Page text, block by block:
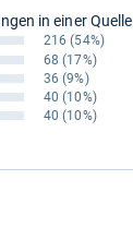
in einer Quelle
216 (54%)
68 (17%)
36 (9%)
40 (10%)
40 (10%)